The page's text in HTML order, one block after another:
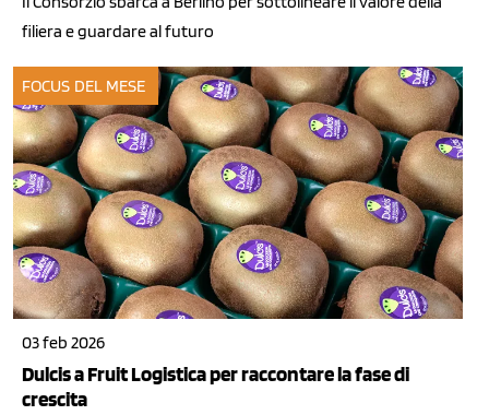
filiera e guardare al futuro
FOCUS DEL MESE
03 feb 2026
Dulcis a Fruit Logistica per raccontare la fase di
crescita